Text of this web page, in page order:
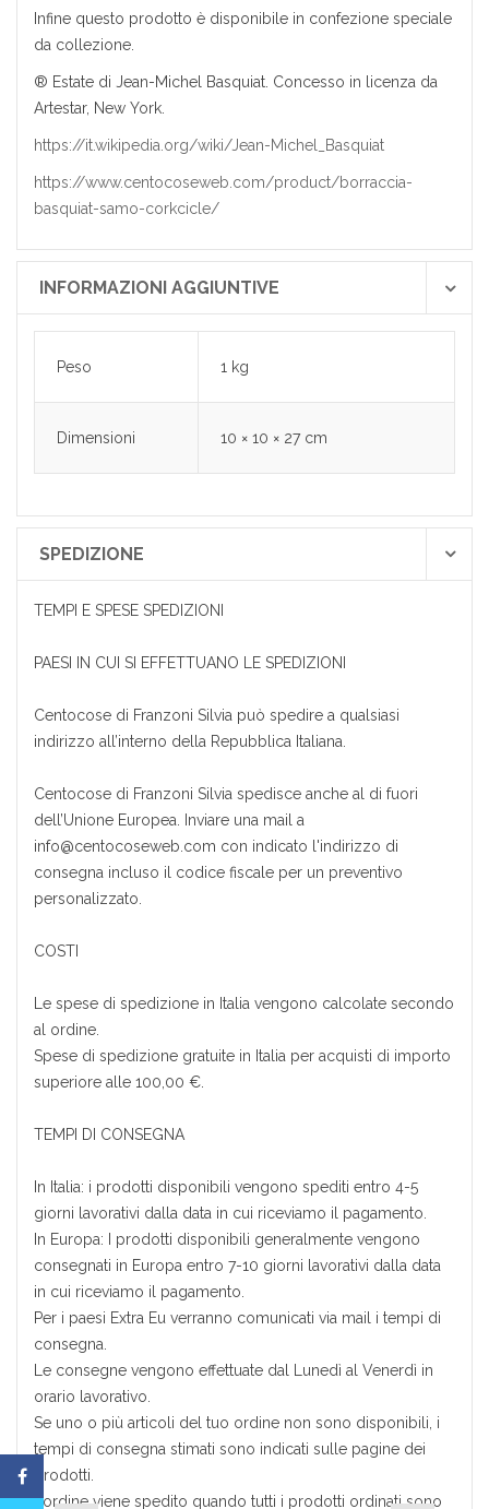
Infine questo prodotto è disponibile in confezione speciale
da collezione.
® Estate di Jean-Michel Basquiat. Concesso in licenza da
Artestar, New York.
https://it.wikipedia.org/wiki/Jean-Michel_Basquiat
https://www.centocoseweb.com/product/borraccia-
basquiat-samo-corkcicle/
INFORMAZIONI AGGIUNTIVE
Peso 1 kg
Dimensioni 10 × 10 × 27 cm
SPEDIZIONE
TEMPI E SPESE SPEDIZIONI
PAESI IN CUI SI EFFETTUANO LE SPEDIZIONI
Centocose di Franzoni Silvia può spedire a qualsiasi
indirizzo all’interno della Repubblica Italiana.
Centocose di Franzoni Silvia spedisce anche al di fuori
dell’Unione Europea. Inviare una mail a
info@centocoseweb.com con indicato l'indirizzo di
consegna incluso il codice fiscale per un preventivo
personalizzato.
COSTI
Le spese di spedizione in Italia vengono calcolate secondo
al ordine.
Spese di spedizione gratuite in Italia per acquisti di importo
superiore alle 100,00 €.
TEMPI DI CONSEGNA
In Italia: i prodotti disponibili vengono spediti entro 4-5
giorni lavorativi dalla data in cui riceviamo il pagamento.
In Europa: I prodotti disponibili generalmente vengono
consegnati in Europa entro 7-10 giorni lavorativi dalla data
in cui riceviamo il pagamento.
Per i paesi Extra Eu verranno comunicati via mail i tempi di
consegna.
Le consegne vengono effettuate dal Lunedì al Venerdì in
orario lavorativo.
Se uno o più articoli del tuo ordine non sono disponibili, i
tempi di consegna stimati sono indicati sulle pagine dei
prodotti.
L’ordine viene spedito quando tutti i prodotti ordinati sono